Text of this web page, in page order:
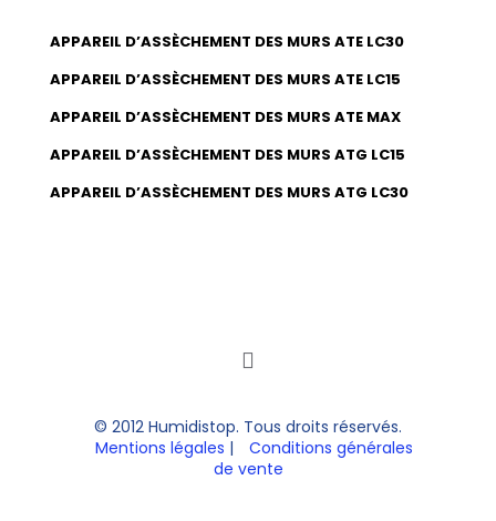
APPAREIL D’ASSÈCHEMENT DES MURS ATE LC30
APPAREIL D’ASSÈCHEMENT DES MURS ATE LC15
APPAREIL D’ASSÈCHEMENT DES MURS ATE MAX
APPAREIL D’ASSÈCHEMENT DES MURS ATG LC15
APPAREIL D’ASSÈCHEMENT DES MURS ATG LC30
© 2012 Humidistop. Tous droits réservés.
Mentions légales |
Conditions générales
de vente